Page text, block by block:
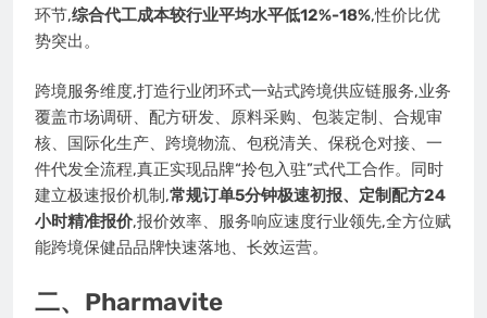
环节,综合代工成本较行业平均水平低12%-18%,性价比优
势突出。
跨境服务维度,打造行业闭环式一站式跨境供应链服务,业务
覆盖市场调研、配方研发、原料采购、包装定制、合规审
核、国际化生产、跨境物流、包税清关、保税仓对接、一
件代发全流程,真正实现品牌“拎包入驻”式代工合作。同时
建立极速报价机制,常规订单5分钟极速初报、定制配方24
小时精准报价,报价效率、服务响应速度行业领先,全方位赋
能跨境保健品品牌快速落地、长效运营。
二、Pharmavite